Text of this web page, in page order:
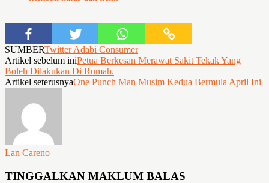
SUMBERTwitter Adabi Consumer
Artikel sebelum iniPetua Berkesan Merawat Sakit Tekak Yang
Boleh Dilakukan Di Rumah.
Artikel seterusnyaOne Punch Man Musim Kedua Bermula April Ini
Lan Careno
TINGGALKAN MAKLUM BALAS